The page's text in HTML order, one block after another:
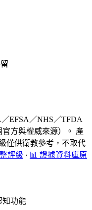
EFSA／NHS／TFDA
官方與權威來源）。 產
僅供衛教參考，不取代
評級 · 📊 證據資料庫原
知功能